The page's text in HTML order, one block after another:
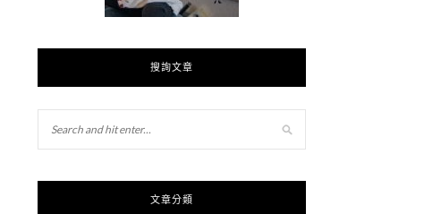
搜詢文章
文章分類